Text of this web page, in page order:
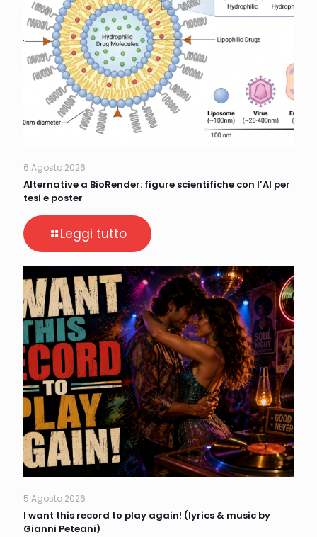
6 Agosto 2026
Alternative a BioRender: figure scientifiche con l’AI per
tesi e poster
Leggi tutto
5 Agosto 2026
I want this record to play again! (lyrics & music by
Gianni Peteani)